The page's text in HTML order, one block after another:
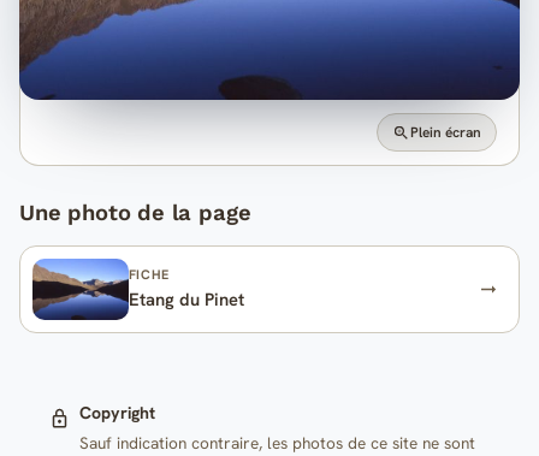
Plein écran
Une photo de la page
FICHE
Etang du Pinet
Copyright
Sauf indication contraire, les photos de ce site ne sont